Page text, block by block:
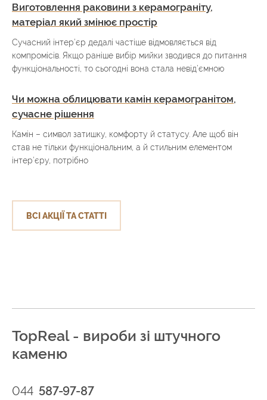
Виготовлення раковини з керамограніту,
матеріал який змінює простір
Сучасний інтер’єр дедалі частіше відмовляється від
компромісів. Якщо раніше вибір мийки зводився до питання
функціональності, то сьогодні вона стала невід’ємною
Чи можна облицювати камін керамогранітом,
сучасне рішення
Камін – символ затишку, комфорту й статусу. Але щоб він
став не тільки функціональним, а й стильним елементом
інтер’єру, потрібно
ВСІ АКЦІЇ ТА СТАТТІ
TopReal - вироби зі штучного
каменю
044 587-97-87